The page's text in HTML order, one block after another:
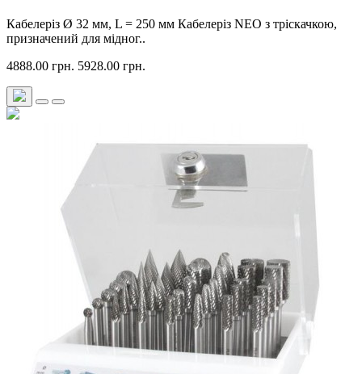
Кабелеріз Ø 32 мм, L = 250 мм Кабелеріз NEO з тріскачкою,
призначений для мідног..
4888.00 грн. 5928.00 грн.